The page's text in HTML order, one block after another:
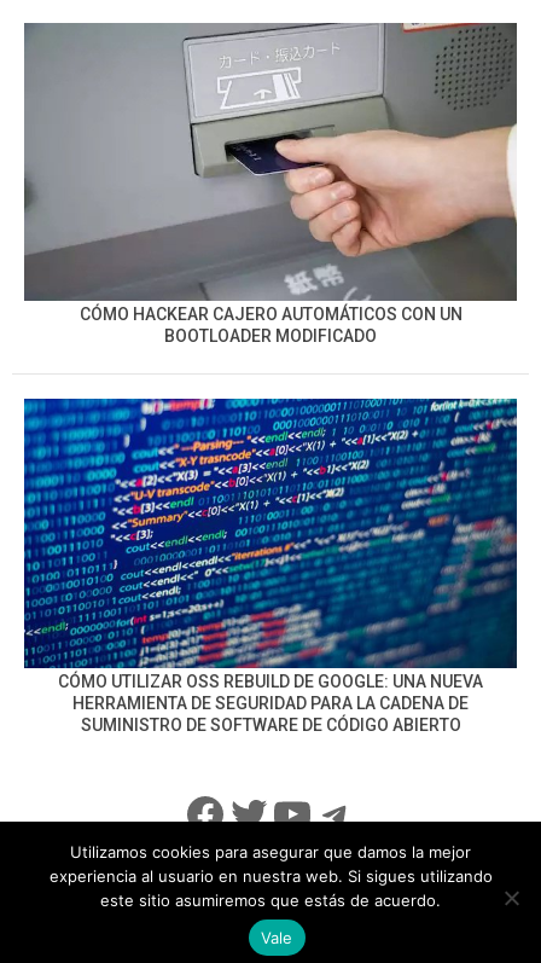
CÓMO HACKEAR CAJERO AUTOMÁTICOS CON UN
BOOTLOADER MODIFICADO
CÓMO UTILIZAR OSS REBUILD DE GOOGLE: UNA NUEVA
HERRAMIENTA DE SEGURIDAD PARA LA CADENA DE
SUMINISTRO DE SOFTWARE DE CÓDIGO ABIERTO
Facebook
Twitter
YouTube
Telegram
info@noticiasseguridad.com Política de Privacidad
Utilizamos cookies para asegurar que damos la mejor
experiencia al usuario en nuestra web. Si sigues utilizando
este sitio asumiremos que estás de acuerdo.
Vale